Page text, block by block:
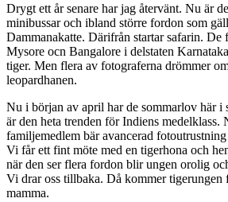
Drygt ett år senare har jag återvänt. Nu är
minibussar och ibland större fordon som
Dammanakatte. Därifrån startar safarin. De
Mysore ocn Bangalore i delstaten
tiger. Men flera av fotograferna drömmer
leopardhanen.
Nu i början av april har de sommarlov här i
är den heta trenden för Indiens medelklass.
familjemedlem bär avancerad
Vi får ett fint möte med en tigerhona och
när den ser flera fordon blir ungen orolig
Vi drar oss tillbaka. Då kommer tigerungen
mamma.